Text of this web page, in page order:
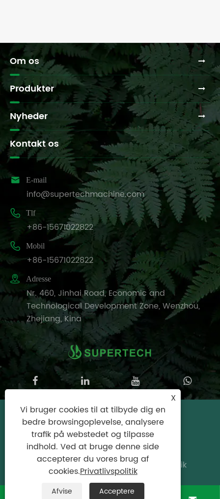
Om os
Produkter
Nyheder
Kontakt os
 E-mail
info@supertechmachine.com
 Tlf
+86-15671022822
 Mobil
+86-15671022822
 Adresse
Nr. 460, Jinhai Road, Economic and
Technological Development Zone, Wenzhou,
Zhejiang, Kina
Copyright © 2025 Wenzhou Supertech
Machine Co., Ltd. Alle rettigheder
forbeholdes.
Links|Sitemap|RSS|XML|Privatlivspolitik
X
Vi bruger cookies til at tilbyde dig en
bedre browsingoplevelse, analysere
trafik på webstedet og tilpasse
indhold. Ved at bruge denne side
accepterer du vores brug af
cookies.Privatlivspolitik
Afvise Acceptere